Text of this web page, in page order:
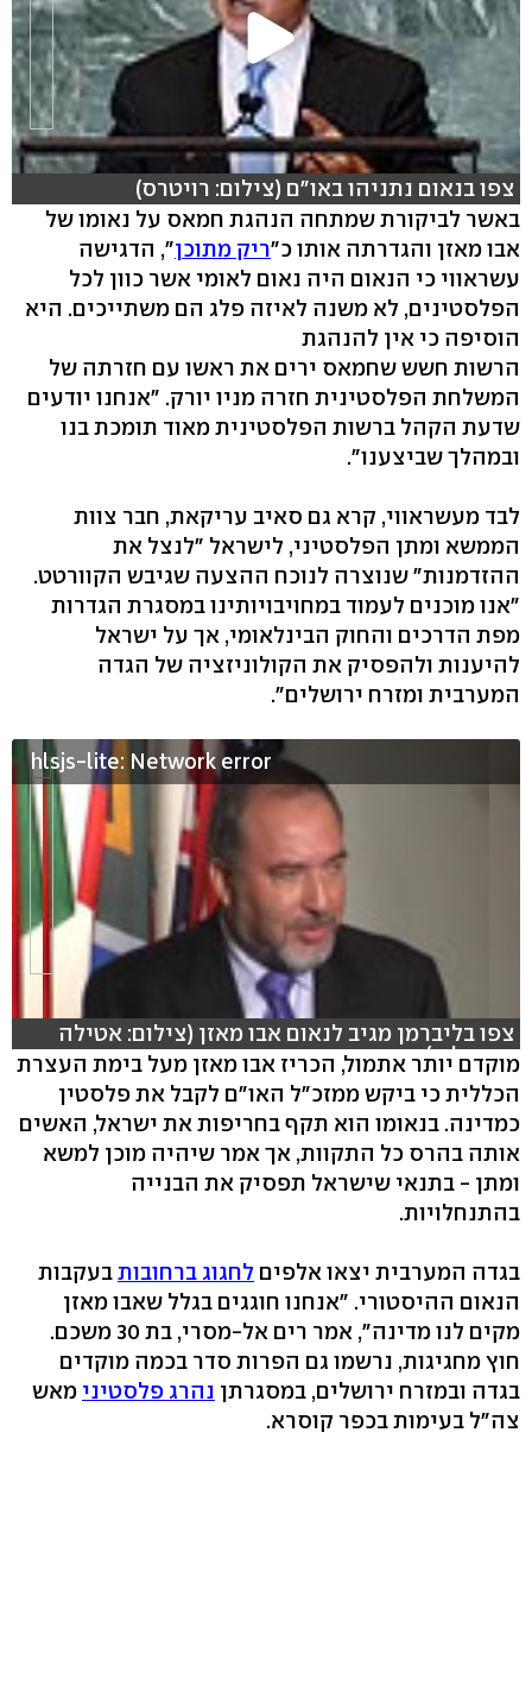
צפו בנאום נתניהו באו"ם (צילום: רויטרס)
באשר לביקורת שמתחה הנהגת חמאס על נאומו של
אבו מאזן והגדרתה אותו כ"ריק מתוכן", הדגישה
עשראווי כי הנאום היה נאום לאומי אשר כוון לכל
הפלסטינים, לא משנה לאיזה פלג הם משתייכים. היא
הוסיפה כי אין להנהגת
הרשות חשש שחמאס ירים את ראשו עם חזרתה של
המשלחת הפלסטינית חזרה מניו יורק. "אנחנו יודעים
שדעת הקהל ברשות הפלסטינית מאוד תומכת בנו
ובמהלך שביצענו".
לבד מעשראווי, קרא גם סאיב עריקאת, חבר צוות
הממשא ומתן הפלסטיני, לישראל "לנצל את
ההזדמנות" שנוצרה לנוכח ההצעה שגיבש הקוורטט.
"אנו מוכנים לעמוד במחויבויותינו במסגרת הגדרות
מפת הדרכים והחוק הבינלאומי, אך על ישראל
להיענות ולהפסיק את הקולוניזציה של הגדה
המערבית ומזרח ירושלים".
hlsjs-lite: Network error
צפו בליברמן מגיב לנאום אבו מאזן (צילום: אטילה
שומפלבי)
מוקדם יותר אתמול, הכריז אבו מאזן מעל בימת העצרת
הכללית כי ביקש ממזכ"ל האו"ם לקבל את פלסטין
כמדינה. בנאומו הוא תקף בחריפות את ישראל, האשים
אותה בהרס כל התקוות, אך אמר שיהיה מוכן למשא
ומתן - בתנאי שישראל תפסיק את הבנייה
בהתנחלויות.
בגדה המערבית יצאו אלפים לחגוג ברחובותבעקבות
הנאום ההיסטורי. "אנחנו חוגגים בגלל שאבו מאזן
מקים לנו מדינה", אמר רים אל-מסרי, בת 30 משכם.
חוץ מחגיגות, נרשמו גם הפרות סדר בכמה מוקדים
בגדה ובמזרח ירושלים, במסגרתן נהרג פלסטיני מאש
צה"ל בעימות בכפר קוסרא.